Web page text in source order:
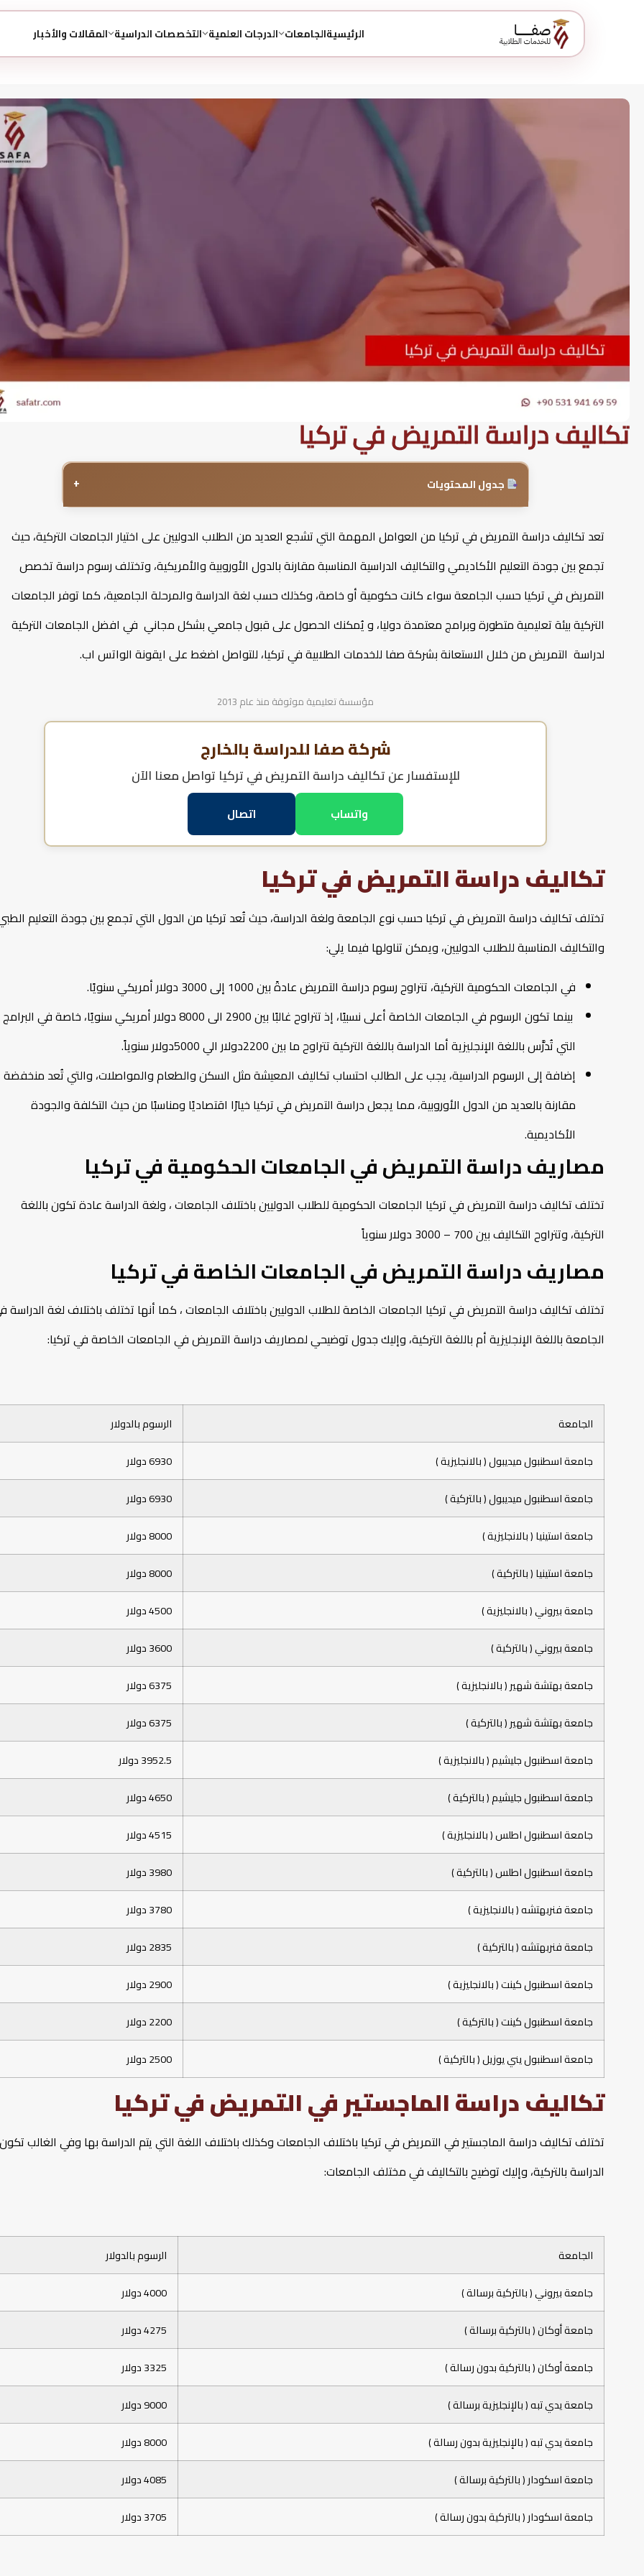
الرئيسيةالجامعات الدرجات العلمية التخصصات الدراسية المقالات والأخبار
تكاليف دراسة التمريض في تركيا
جدول المحتويات +
تعد تكاليف دراسة التمريض في تركيا من العوامل المهمة التي تشجع العديد من الطلاب الدوليين على اختيار الجامعات التركية، حيث
تجمع بين جودة التعليم الأكاديمي والتكاليف الدراسية المناسبة مقارنة بالدول الأوروبية والأمريكية، وتختلف رسوم دراسة تخصص
التمريض في تركيا حسب الجامعة سواء كانت حكومية أو خاصة، وكذلك حسب لغة الدراسة والمرحلة الجامعية، كما توفر الجامعات
التركية بيئة تعليمية متطورة وبرامج معتمدة دوليا، و يُمكنك الحصول على قبول جامعي بشكل مجاني في افضل الجامعات التركية
لدراسة التمريض من خلال الاستعانة بشركة صفا للخدمات الطلابية في تركيا، للتواصل اضغط على ايقونة الواتس اب.
مؤسسة تعليمية موثوقة منذ عام 2013
شركة صفا للدراسة بالخارج
للإستفسار عنتكاليف دراسة التمريض في تركيا تواصل معنا الآن
واتساب اتصال
تكاليف دراسة التمريض في تركيا
تختلف تكاليف دراسة التمريض في تركيا حسب نوع الجامعة ولغة الدراسة، حيث تُعد تركيا من الدول التي تجمع بين جودة التعليم
والتكاليف المناسبة للطلاب الدوليين، ويمكن تناولها فيما يلي:
في الجامعات الحكومية التركية، تتراوح رسوم دراسة التمريض عادةً بين 1000 إلى 3000 دولار أمريكي سنويًا.
بينما تكون الرسوم في الجامعات الخاصة أعلى نسبيًا، إذ تتراوح غالبًا بين 2900 الى 8000 دولار أمريكي سنويًا، خاصة في البرامج
التي تُدرَّس باللغة الإنجليزية أما الدراسة باللغة التركية تتراوح ما بين 2200دولار الي 5000دولار سنوياً.
إضافة إلى الرسوم الدراسية، يجب على الطالب احتساب تكاليف المعيشة مثل السكن والطعام والمواصلات، والتي تُعد منخفضة
مقارنة بالعديد من الدول الأوروبية، مما يجعل دراسة التمريض في تركيا خيارًا اقتصاديًا ومناسبًا من حيث التكلفة والجودة
الأكاديمية.
مصاريف دراسة التمريض في الجامعات الحكومية في تركيا
تختلف تكاليف دراسة التمريض في تركيا الجامعات الحكومية للطلاب الدوليين باختلاف الجامعات ، ولغة الدراسة عادة تكون باللغة
التركية، وتتراوح التكاليف بين 700 – 3000 دولار سنوياً
مصاريف دراسة التمريض في الجامعات الخاصة في تركيا
تختلف تكاليف دراسة التمريض في تركيا الجامعات الخاصة للطلاب الدوليين باختلاف الجامعات ، كما أنها تختلف باختلاف لغة الدراسة
الجامعة باللغة الإنجليزية أم باللغة التركية، وإليك جدول توضيحي لمصاريف دراسة التمريض في الجامعات الخاصة في تركيا:
الجامعة
الرسوم بالدولار
جامعة اسطنبول ميديبول ( بالانجليزية )
6930 دولار
جامعة اسطنبول ميديبول ( بالتركية )
6930 دولار
جامعة استينيا ( بالانجليزية )
8000 دولار
جامعة استينيا ( بالتركية )
8000 دولار
جامعة بيروني ( بالانجليزية )
4500 دولار
جامعة بيروني ( بالتركية )
3600 دولار
جامعة بهتشة شهير ( بالانجليزية )
6375 دولار
جامعة بهتشة شهير ( بالتركية )
6375 دولار
جامعة اسطنبول جليشيم ( بالانجليزية )
3952.5 دولار
جامعة اسطنبول جليشيم ( بالتركية )
4650 دولار
جامعة اسطنبول اطلس ( بالانجليزية )
4515 دولار
جامعة اسطنبول اطلس ( بالتركية )
3980 دولار
جامعة فنربهتشه ( بالانجليزية )
3780 دولار
جامعة فنربهتشه ( بالتركية )
2835 دولار
جامعة اسطنبول كينت ( بالانجليزية )
2900 دولار
جامعة اسطنبول كينت ( بالتركية )
2200 دولار
جامعة اسطنبول يني يوزيل ( بالتركية )
2500 دولار
تكاليف دراسة الماجستير في التمريض في تركيا
تختلف تكاليف دراسة الماجستير في التمريض في تركيا باختلاف الجامعات وكذلك باختلاف اللغة التي يتم الدراسة بها وفي الغالب تكون
الدراسة بالتركية، وإليك توضيح بالتكاليف في مختلف الجامعات:
الجامعة
الرسوم بالدولار
جامعة بيروني ( بالتركية برسالة )
4000 دولار
جامعة أوكان ( بالتركية برسالة )
4275 دولار
جامعة أوكان ( بالتركية بدون رسالة )
3325 دولار
جامعة يدي تبه ( بالإنجليزية برسالة )
9000 دولار
جامعة يدي تبه ( بالإنجليزية بدون رسالة )
8000 دولار
جامعة اسكودار ( بالتركية برسالة )
4085 دولار
جامعة اسكودار ( بالتركية بدون رسالة )
3705 دولار